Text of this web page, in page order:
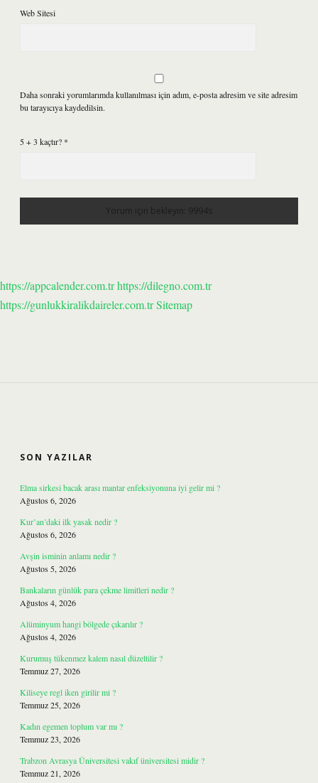
Web Sitesi
Daha sonraki yorumlarımda kullanılması için adım, e-posta adresim ve site adresim
bu tarayıcıya kaydedilsin.
5 + 3 kaçtır? *
https://appcalender.com.trhttps://dilegno.com.tr
https://gunlukkiralikdaireler.com.trSitemap
SON YAZILAR
Elma sirkesi bacak arası mantar enfeksiyonuna iyi gelir mi ?
Ağustos 6, 2026
Kur’an’daki ilk yasak nedir ?
Ağustos 6, 2026
Avşin isminin anlamı nedir ?
Ağustos 5, 2026
Bankaların günlük para çekme limitleri nedir ?
Ağustos 4, 2026
Alüminyum hangi bölgede çıkarılır ?
Ağustos 4, 2026
Kurumuş tükenmez kalem nasıl düzeltilir ?
Temmuz 27, 2026
Kiliseye regl iken girilir mi ?
Temmuz 25, 2026
Kadın egemen toplum var mı ?
Temmuz 23, 2026
Trabzon Avrasya Üniversitesi vakıf üniversitesi midir ?
Temmuz 21, 2026